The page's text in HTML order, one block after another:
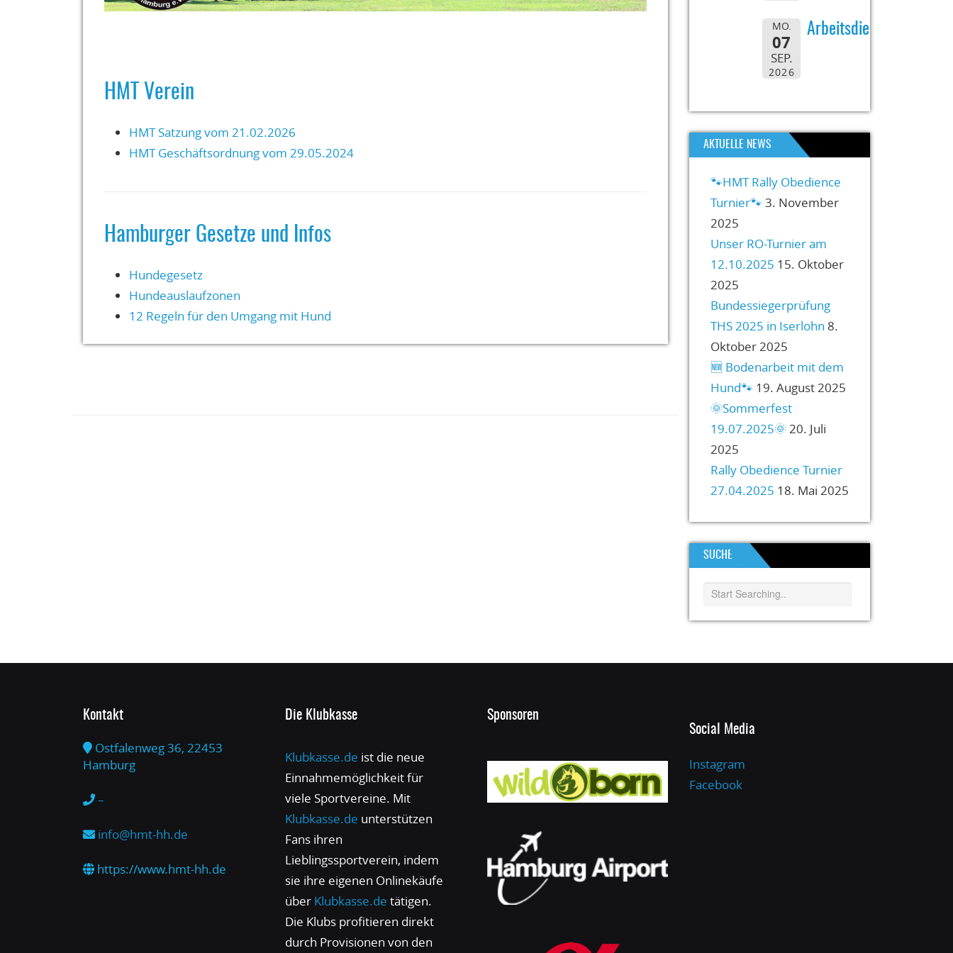
HMT Verein
HMT Satzung vom 21.02.2026
HMT Geschäftsordnung vom 29.05.2024
Hamburger Gesetze und Infos
Hundegesetz
Hundeauslaufzonen
12 Regeln für den Umgang mit Hund
MO.
07
SEP.
2026
Arbeitsdienst
AKTUELLE NEWS
🐾HMT Rally Obedience
Turnier🐾 3. November
2025
Unser RO-Turnier am
12.10.2025 15. Oktober
2025
Bundessiegerprüfung
THS 2025 in Iserlohn 8.
Oktober 2025
🆕️ Bodenarbeit mit dem
Hund🐾 19. August 2025
🌞Sommerfest
19.07.2025🌞 20. Juli
2025
Rally Obedience Turnier
27.04.2025 18. Mai 2025
SUCHE
Kontakt
Ostfalenweg 36, 22453
Hamburg
–
info@hmt-hh.de
https://www.hmt-hh.de
Die Klubkasse
Klubkasse.de ist die neue
Einnahmemöglichkeit für
viele Sportvereine. Mit
Klubkasse.de unterstützen
Fans ihren
Lieblingssportverein, indem
sie ihre eigenen Onlinekäufe
über Klubkasse.de tätigen.
Die Klubs profitieren direkt
durch Provisionen von den
Sponsoren
Social Media
Instagram
Facebook